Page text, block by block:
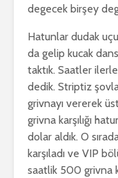
degecek birşey
Hatunlar dudak
da gelip kucak
taktık. Saatler
dedik. Striptiz
grivnayı vererek
grivna karşılığı
dolar aldık. O
karşıladı ve VIP
saatlik 500 grivna